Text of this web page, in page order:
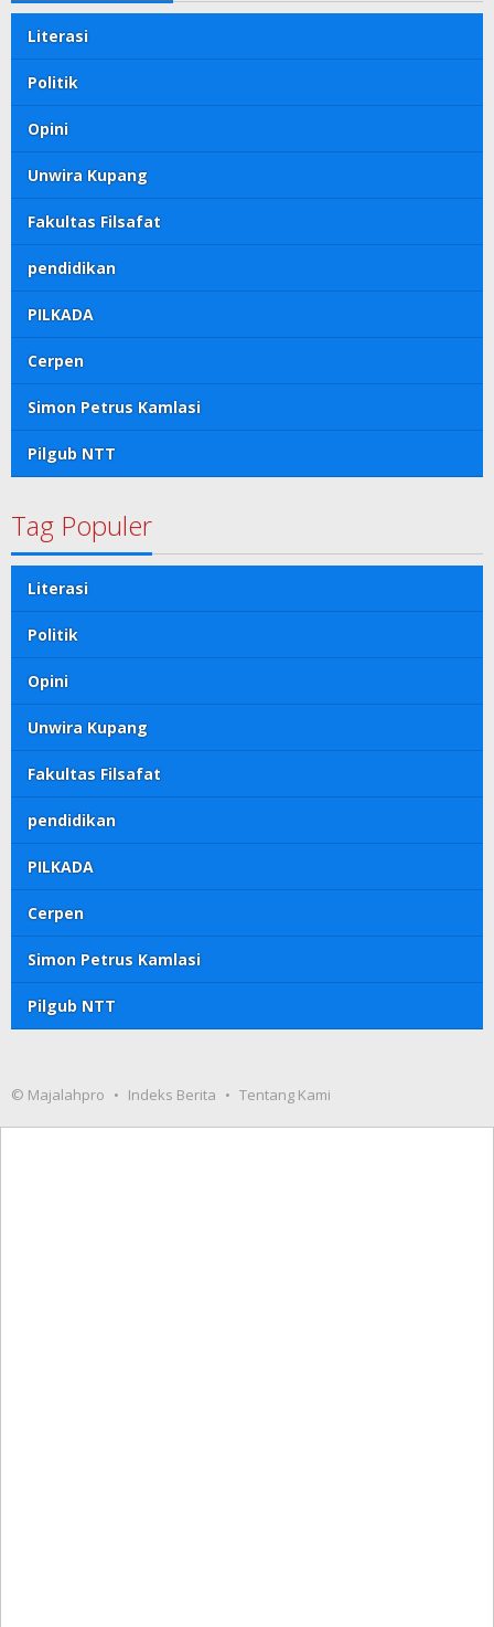
Literasi
Politik
Opini
Unwira Kupang
Fakultas Filsafat
pendidikan
PILKADA
Cerpen
Simon Petrus Kamlasi
Pilgub NTT
Tag Populer
Literasi
Politik
Opini
Unwira Kupang
Fakultas Filsafat
pendidikan
PILKADA
Cerpen
Simon Petrus Kamlasi
Pilgub NTT
© Majalahpro Indeks Berita Tentang Kami